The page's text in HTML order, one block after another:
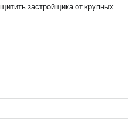
застройщика от крупных